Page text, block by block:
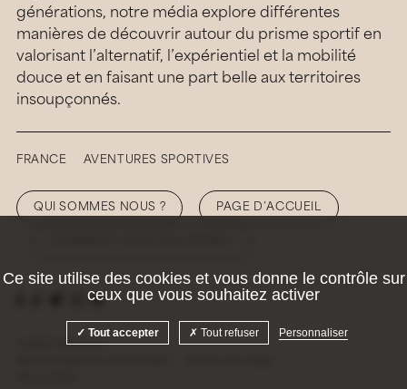
générations, notre média explore différentes
manières de découvrir autour du prisme sportif en
valorisant l’alternatif, l’expérientiel et la mobilité
douce et en faisant une part belle aux territoires
insoupçonnés.
FRANCE AVENTURES SPORTIVES
QUI SOMMES NOUS ? PAGE D’ACCUEIL
© 2026 Hellolaroux
Ce site utilise des cookies et vous donne le contrôle sur
ceux que vous souhaitez activer
Tout accepter Tout refuser Personnaliser